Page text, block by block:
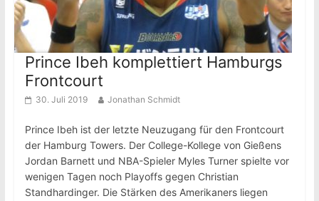
Prince Ibeh komplettiert Hamburgs
Frontcourt
30. Juli 2019 Jonathan Schmidt
Prince Ibeh ist der letzte Neuzugang für den Frontcourt
der Hamburg Towers. Der College-Kollege von Gießens
Jordan Barnett und NBA-Spieler Myles Turner spielte vor
wenigen Tagen noch Playoffs gegen Christian
Standhardinger. Die Stärken des Amerikaners liegen